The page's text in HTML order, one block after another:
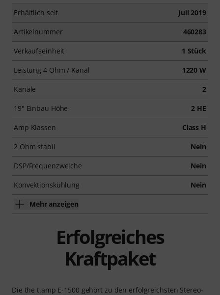
Erhältlich seit Juli 2019
Artikelnummer 460283
Verkaufseinheit 1 Stück
Leistung 4 Ohm / Kanal 1220 W
Kanäle 2
19" Einbau Höhe 2 HE
Amp Klassen Class H
2 Ohm stabil Nein
DSP/Frequenzweiche Nein
Konvektionskühlung Nein
Mehr anzeigen
Erfolgreiches
Kraftpaket
Die the t.amp E-1500 gehört zu den erfolgreichsten Stereo-